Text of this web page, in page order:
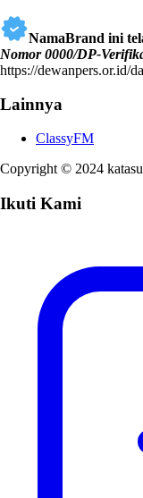
NamaBrand ini
Nomor 0000/DP-
https://dewanpers.or.id/
Lainnya
ClassyFM
Copyright © 2024
Ikuti Kami